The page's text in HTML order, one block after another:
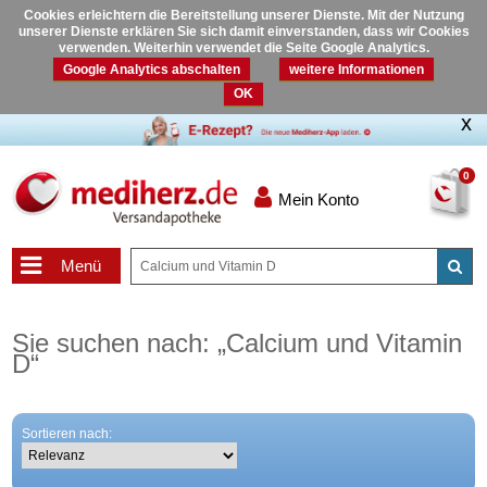
Cookies erleichtern die Bereitstellung unserer Dienste. Mit der Nutzung
unserer Dienste erklären Sie sich damit einverstanden, dass wir Cookies
verwenden. Weiterhin verwendet die Seite Google Analytics.
Google Analytics abschalten
weitere Informationen
OK
0
Mein Konto
Menü
Sie suchen nach: „Calcium und Vitamin
D“
Sortieren nach: